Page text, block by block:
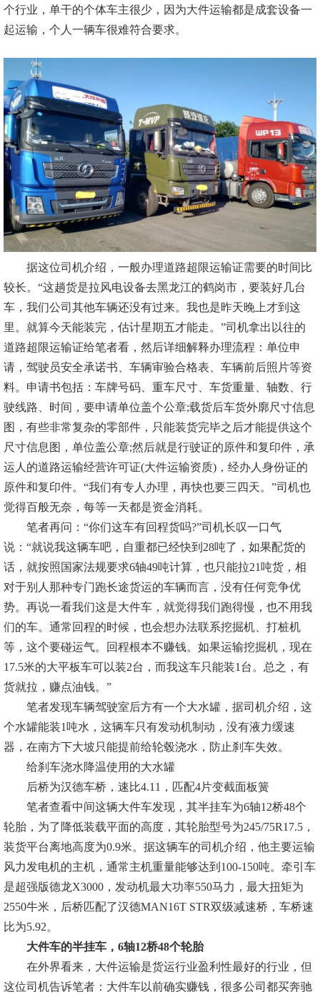
个行业，单干的个体车主很少，因为大件运输都是成套设备一
起运输，个人一辆车很难符合要求。
据这位司机介绍，一般办理道路超限运输证需要的时间比
较长。“这趟货是拉风电设备去黑龙江的鹤岗市，要装好几台
车，我们公司其他车辆还没有过来。我也是昨天晚上才到这
里。就算今天能装完，估计星期五才能走。”司机拿出以往的
道路超限运输证给笔者看，然后详细解释办理流程：单位申
请，驾驶员安全承诺书、车辆审验合格表、车辆前后照片等资
料。申请书包括：车牌号码、重车尺寸、车货重量、轴数、行
驶线路、时间，要申请单位盖个公章;载货后车货外廓尺寸信息
图，有些非常复杂的零部件，只能装货完毕之后才能提供这个
尺寸信息图，单位盖公章;然后就是行驶证的原件和复印件，承
运人的道路运输经营许可证(大件运输资质)，经办人身份证的
原件和复印件。“我们有专人办理，再快也要三四天。”司机也
觉得百般无奈，每等一天都是资金消耗。
笔者再问：“你们这车有回程货吗?”司机长叹一口气
说：“就说我这辆车吧，自重都已经快到28吨了，如果配货的
话，就按照国家法规要求6轴49吨计算，也只能拉21吨货，相
对于别人那种专门跑长途货运的车辆而言，没有任何竞争优
势。再说一看我们这是大件车，就觉得我们跑得慢，也不用我
们的车。通常回程的时候，也会想办法联系挖掘机、打桩机
等，这个要碰运气。回程根本不赚钱。如果运输挖掘机，现在
17.5米的大平板车可以装2台，而我这车只能装1台。总之，有
货就拉，赚点油钱。”
笔者发现车辆驾驶室后方有一个大水罐，据司机介绍，这
个水罐能装1吨水，这辆车只有发动机制动，没有液力缓速
器，在南方下大坡只能提前给轮毂浇水，防止刹车失效。
给刹车浇水降温使用的大水罐
后桥为汉德车桥，速比4.11，匹配4片变截面板簧
笔者查看中间这辆大件车发现，其半挂车为6轴12桥48个
轮胎，为了降低装载平面的高度，其轮胎型号为245/75R17.5，
装货平台离地高度为0.9米。据这辆车的司机介绍，他主要运输
风力发电机的主机，通常主机重量能够达到100-150吨。牵引车
是超强版德龙X3000，发动机最大功率550马力，最大扭矩为
2550牛米，后桥匹配了汉德MAN16T STR双级减速桥，车桥速
比为5.92。
大件车的半挂车，6轴12桥48个轮胎
在外界看来，大件运输是货运行业盈利性最好的行业，但
这位司机告诉笔者：大件车以前确实赚钱，很多公司都买奔驰